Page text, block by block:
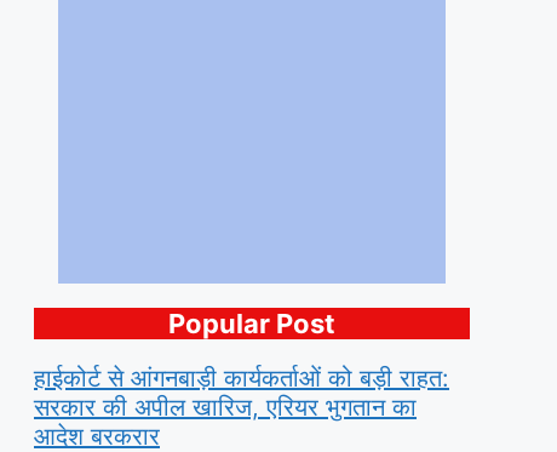
Popular Post
हाईकोर्ट से आंगनबाड़ी कार्यकर्ताओं को बड़ी राहत:
सरकार की अपील खारिज, एरियर भुगतान का
आदेश बरकरार